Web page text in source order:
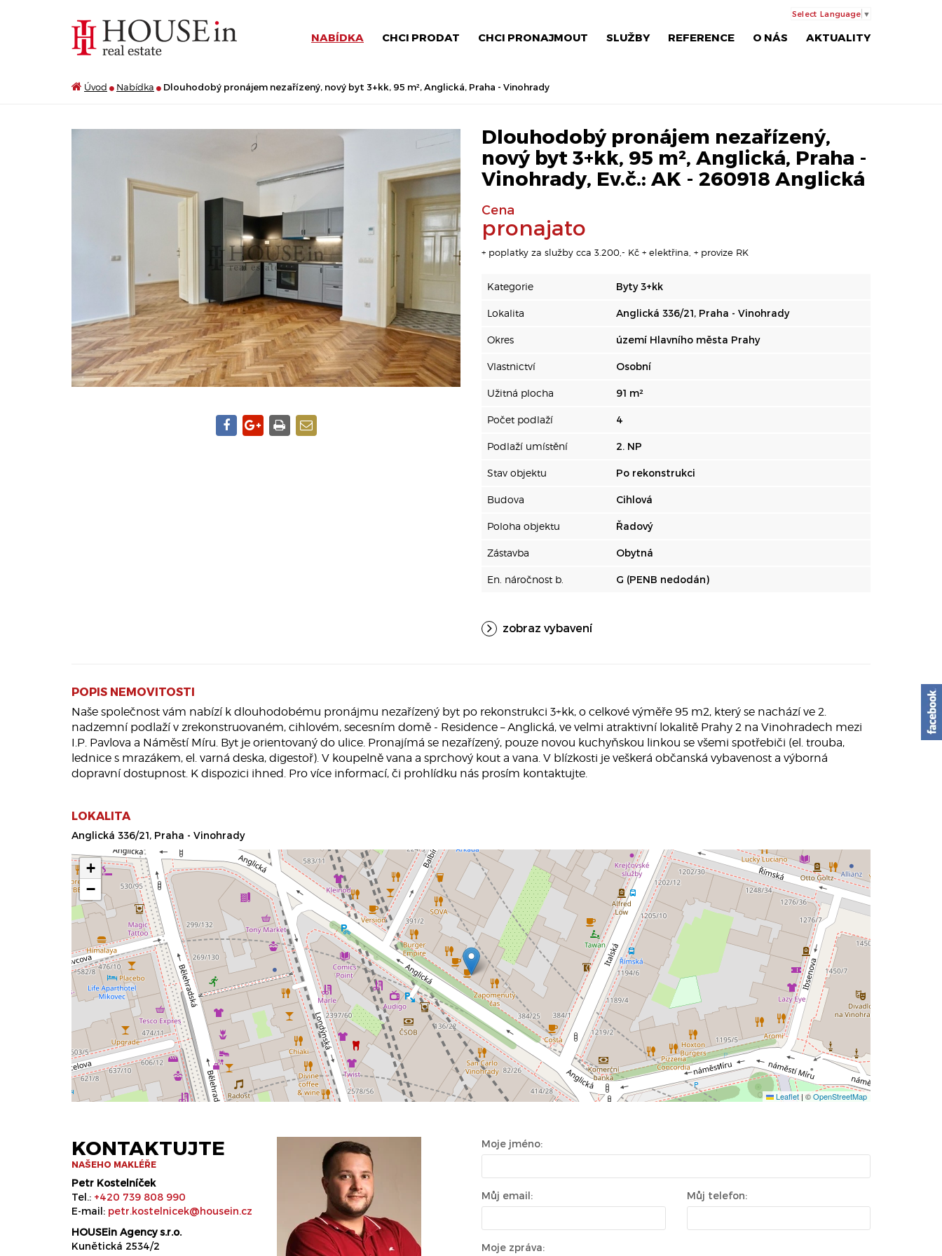
NABÍDKA CHCI PRODAT CHCI PRONAJMOUT SLUŽBY REFERENCE O NÁS AKTUALITY
Select Language ▼
Úvod Nabídka Dlouhodobý pronájem nezařízený, nový byt 3+kk, 95 m², Anglická, Praha - Vinohrady
Dlouhodobý pronájem nezařízený,
nový byt 3+kk, 95 m², Anglická, Praha -
Vinohrady, Ev.č.: AK - 260918 Anglická
Cena
pronajato
+ poplatky za služby cca 3.200,- Kč + elektřina, + provize RK
Kategorie Byty 3+kk
Lokalita Anglická 336/21, Praha - Vinohrady
Okres území Hlavního města Prahy
Vlastnictví Osobní
Užitná plocha 91 m²
Počet podlaží 4
Podlaží umístění 2. NP
Stav objektu Po rekonstrukci
Budova Cihlová
Poloha objektu Řadový
Zástavba Obytná
En. náročnost b. G (PENB nedodán)
zobraz vybavení
POPIS NEMOVITOSTI
Naše společnost vám nabízí k dlouhodobému pronájmu nezařízený byt po rekonstrukci 3+kk, o celkové výměře 95 m2, který se nachází ve 2.
nadzemní podlaží v zrekonstruovaném, cihlovém, secesním domě - Residence – Anglická, ve velmi atraktivní lokalitě Prahy 2 na Vinohradech mezi
I.P. Pavlova a Náměstí Míru. Byt je orientovaný do ulice. Pronajímá se nezařízený, pouze novou kuchyňskou linkou se všemi spotřebiči (el. trouba,
lednice s mrazákem, el. varná deska, digestoř). V koupelně vana a sprchový kout a vana. V blízkosti je veškerá občanská vybavenost a výborná
dopravní dostupnost. K dispozici ihned. Pro více informací, či prohlídku nás prosím kontaktujte.
LOKALITA
Anglická 336/21, Praha - Vinohrady
+
−
Leaflet| ©OpenStreetMap
KONTAKTUJTE
NAŠEHO MAKLÉŘE
Petr Kostelníček
Tel.: +420 739 808 990
E-mail: petr.kostelnicek@housein.cz
HOUSEin Agency s.r.o.
Kunětická 2534/2
Moje jméno:
Můj email: Můj telefon:
Moje zpráva: